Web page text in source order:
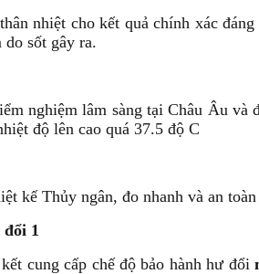
nhiệt cho kết quả chính xác
sốt gây ra.
nghiệm lâm sàng tại Châu Âu và
độ lên cao quá 37.5 độ C
kế Thủy ngân, đo nhanh và an
đổi 1
cung cấp chế độ bảo hành hư đổi